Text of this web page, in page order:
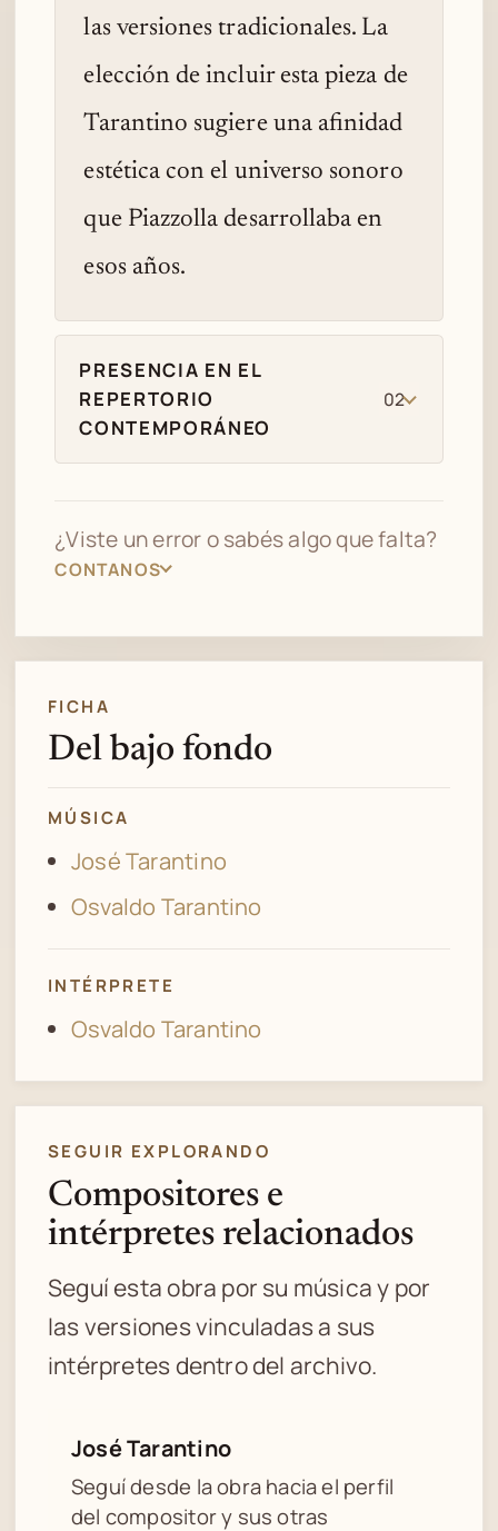
las versiones tradicionales. La
elección de incluir esta pieza de
Tarantino sugiere una afinidad
estética con el universo sonoro
que Piazzolla desarrollaba en
esos años.
PRESENCIA EN EL
REPERTORIO
CONTEMPORÁNEO
02
¿Viste un error o sabés algo que falta?
CONTANOS
FICHA
Del bajo fondo
MÚSICA
José Tarantino
Osvaldo Tarantino
INTÉRPRETE
Osvaldo Tarantino
SEGUIR EXPLORANDO
Compositores e
intérpretes relacionados
Seguí esta obra por su música y por
las versiones vinculadas a sus
intérpretes dentro del archivo.
José Tarantino
Seguí desde la obra hacia el perfil
del compositor y sus otras